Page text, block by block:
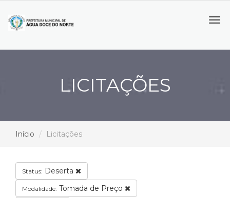
LICITAÇÕES
Início Licitações
Status: Deserta
Modalidade: Tomada de Preço